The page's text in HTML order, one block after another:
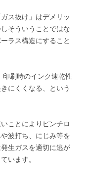
ス抜け」はデメリッ
そういうことではな
ラス構造にすること
印刷時のインク速乾性
にくくなる、という
ことによりピンチロ
波打ち、にじみ等を
生ガスを適切に逃が
います。